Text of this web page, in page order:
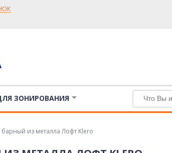
ЗОНИРОВАНИЯ
барный из металла Лофт Klero